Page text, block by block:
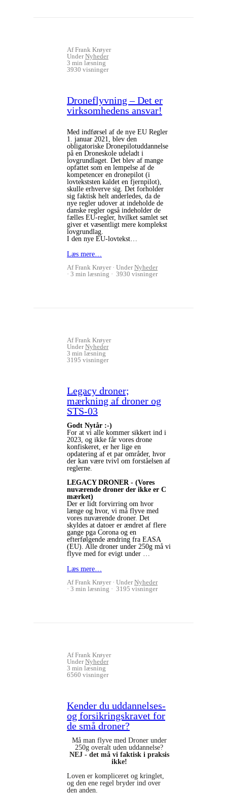
Af Frank Krøyer
UnderNyheder
3 min læsning
3930 visninger
Droneflyvning – Det er
virksomhedens ansvar!
Med indførsel af de nye EU Regler
1. januar 2021, blev den
obligatoriske Dronepilotuddannelse
på en Droneskole udeladt i
lovgrundlaget. Det blev af mange
opfattet som en lempelse af de
kompetencer en dronepilot (i
lovtekststen kaldet en fjernpilot),
skulle erhverve sig. Det forholder
sig faktisk helt anderledes, da de
nye regler udover at indeholde de
danske regler også indeholder de
fælles EU-regler, hvilket samlet set
giver et væsentligt mere komplekst
lovgrundlag.
I den nye EU-lovtekst…
Læs mere…
Af Frank Krøyer
UnderNyheder
3 min læsning
3930 visninger
Af Frank Krøyer
UnderNyheder
3 min læsning
3195 visninger
Legacy droner;
mærkning af droner og
STS-03
Godt Nytår :-)
For at vi alle kommer sikkert ind i
2023, og ikke får vores drone
konfiskeret, er her lige en
opdatering af et par områder, hvor
der kan være tvivl om forståelsen af
reglerne.
LEGACY DRONER - (Vores
nuværende droner der ikke er C
mærket)
Der er lidt forvirring om hvor
længe og hvor, vi må flyve med
vores nuværende droner. Det
skyldes at datoer er ændret af flere
gange pga Corona og en
efterfølgende ændring fra EASA
(EU). Alle droner under 250g må vi
flyve med for evigt under …
Læs mere…
Af Frank Krøyer
UnderNyheder
3 min læsning
3195 visninger
Af Frank Krøyer
UnderNyheder
3 min læsning
6560 visninger
Kender du uddannelses-
og forsikringskravet for
de små droner?
Må man flyve med Droner under
250g overalt uden uddannelse?
NEJ - det må vi faktisk i praksis
ikke!
Loven er kompliceret og kringlet,
og den ene regel bryder ind over
den anden.